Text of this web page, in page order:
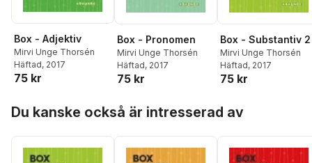
Box - Adjektiv
Mirvi Unge Thorsén
Häftad, 2017
75 kr
Box - Pronomen
Mirvi Unge Thorsén
Häftad, 2017
75 kr
Box - Substantiv 2
Mirvi Unge Thorsén
Häftad, 2017
75 kr
Du kanske också är intresserad av